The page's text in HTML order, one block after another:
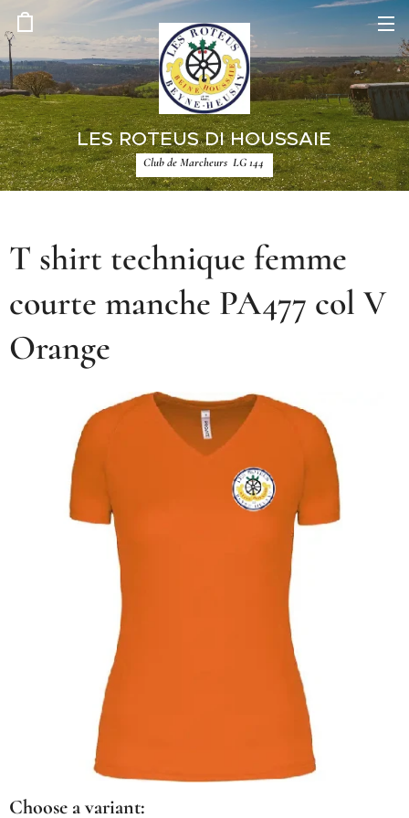
LES ROTEUS DI HOUSSAIE
Club de Marcheurs LG 144
T shirt technique femme
courte manche PA477 col V
Orange
Choose a variant: